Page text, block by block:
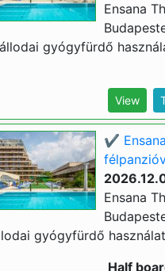
Ensana
gyógyfürdő
View
✔️
Ensana
gyógyfürdő
Half